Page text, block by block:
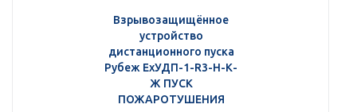
Взрывозащищённое
устройство
дистанционного пуска
Рубеж ЕхУДП-1-R3-Н-К-
Ж ПУСК
ПОЖАРОТУШЕНИЯ